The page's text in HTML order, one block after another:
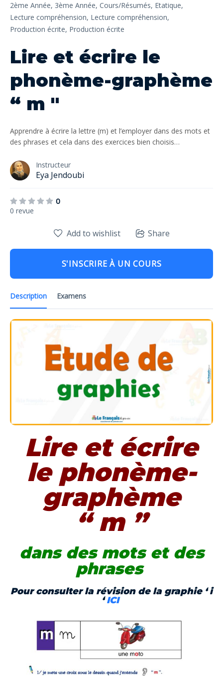
2ème Année, 3ème Année, Cours/Résumés, Etatique,
Lecture compréhension, Lecture compréhension,
Production écrite, Production écrite
Lire et écrire le
phonème-graphème
“ m "
Apprendre à écrire la lettre (m) et l’employer dans des mots et
des phrases et cela dans des exercices bien choisis…
Instructeur
Eya Jendoubi
0
0 revue
Description Examens
Lire et écrire
le phonème-
graphème
“ m ”
dans des mots et des
phrases
Pour consulter la révision de la graphie ‘ i
‘ICI
Add to wishlist Share
S'INSCRIRE À UN COURS